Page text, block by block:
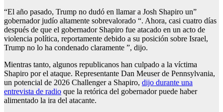
“El año pasado, Trump no dudó en llamar a Josh Shapiro un”
gobernador judío altamente sobrevalorado “. Ahora, casi cuatro días
después de que el gobernador Shapiro fue atacado en un acto de
violencia política, reportamente debido a su posición sobre Israel,
Trump no lo ha condenado claramente ”, dijo.
Mientras tanto, algunos republicanos han culpado a la víctima
Shapiro por el ataque. Representante Dan Meuser de Pennsylvania,
un potencial de 2026 Challenger a Shapiro, dijo durante una
entrevista de radio que la retórica del gobernador puede haber
alimentado la ira del atacante.